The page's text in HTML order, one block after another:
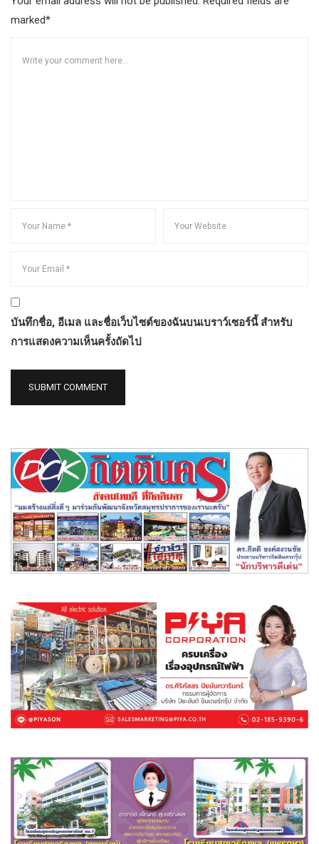
marked*
บันทึกชื่อ, อีเมล และชื่อเว็บไซต์ของฉันบนเบราว์เซอร์นี้ สำหรับ
การแสดงความเห็นครั้งถัดไป